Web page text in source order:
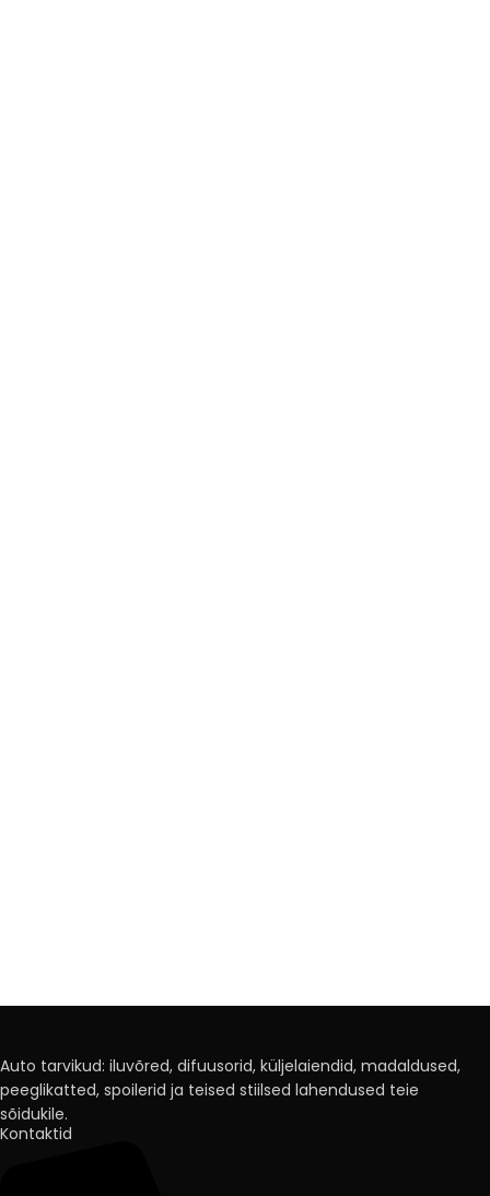
Auto tarvikud: iluvõred, difuusorid, küljelaiendid, madaldused,
peeglikatted, spoilerid ja teised stiilsed lahendused teie
sõidukile.
Kontaktid